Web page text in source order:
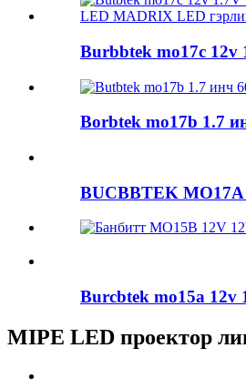
Burbbtek mo17c
Borbtek mo17b 1.7
BUCBBTEK MO17A
Burcbtek mo15a 12v
MIPE LED проектор